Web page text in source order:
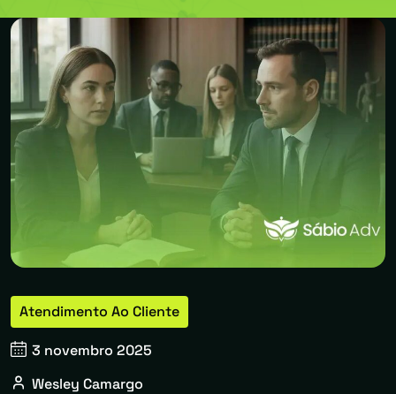
Atendimento Ao Cliente
3 novembro 2025
Wesley Camargo